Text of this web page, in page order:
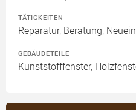
TÄTIGKEITEN
Reparatur, Beratung,
GEBÄUDETEILE
Kunststofffenster,